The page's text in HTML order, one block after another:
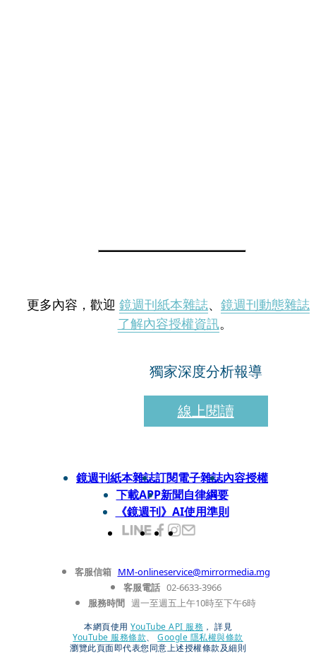
更多內容，歡迎 鏡週刊紙本雜誌、 鏡週刊動態雜誌
了解內容授權資訊。
獨家深度分析報導
線上閱讀
鏡週刊紙本雜誌訂閱電子雜誌內容授權
下載APP新聞自律綱要
《鏡週刊》AI使用準則
客服信箱 MM-onlineservice@mirrormedia.mg
客服電話 02-6633-3966
服務時間 週一至週五上午10時至下午6時
本網頁使用 YouTube API 服務 ， 詳見
YouTube 服務條款、
Google 隱私權與條款
瀏覽此頁面即代表您同意上述授權條款及細則